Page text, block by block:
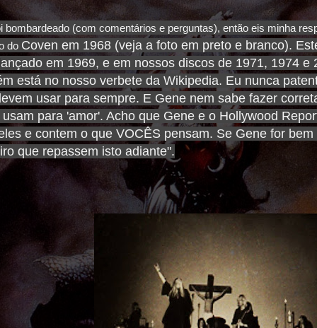
bombardeado (com comentários e perguntas), então eis minha
do Coven em 1968 (veja a foto em preto e branco).
em 1969, e em nossos discos de 1971, 1974
está no nosso verbete da Wikipedia. Eu nunca
usar para sempre. E Gene nem sabe fazer
para 'amor'. Acho que Gene e o Hollywood
e contem o que VOCÊS pensam. Se Gene for
que repassem isto adiante".